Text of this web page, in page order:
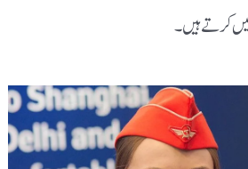
کرتے ہیں۔‌